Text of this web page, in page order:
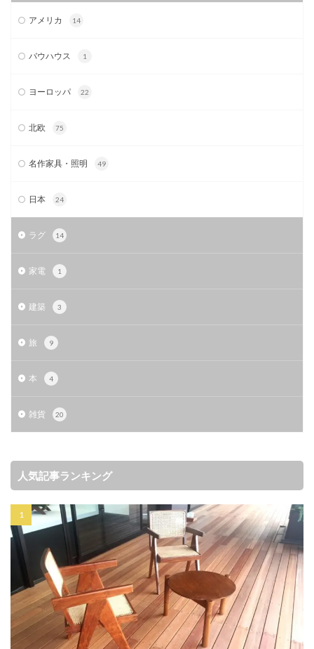
アメリカ 14
バウハウス 1
ヨーロッパ 22
北欧 75
名作家具・照明 49
日本 24
ラグ 14
家電 1
建築 3
旅 9
本 4
雑貨 20
人気記事ランキング